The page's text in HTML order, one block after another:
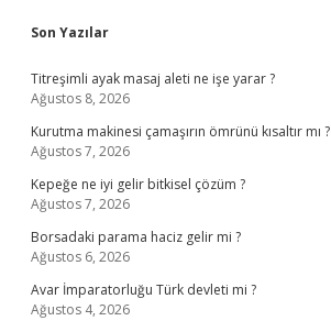
Sidebar
Son Yazılar
Titreşimli ayak masaj aleti ne işe yarar ?
Ağustos 8, 2026
Kurutma makinesi çamaşırın ömrünü kısaltır mı ?
Ağustos 7, 2026
Kepeğe ne iyi gelir bitkisel çözüm ?
Ağustos 7, 2026
Borsadaki parama haciz gelir mi ?
Ağustos 6, 2026
Avar İmparatorluğu Türk devleti mi ?
Ağustos 4, 2026